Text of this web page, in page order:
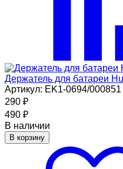
Держатель для батареи
Артикул: EK1-0694/000851
290 ₽
490 ₽
В наличии
В корзину